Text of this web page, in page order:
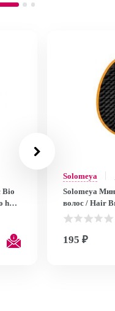
Bio
hair
Solomeya
Solomeya
волос / Hair
195 ₽